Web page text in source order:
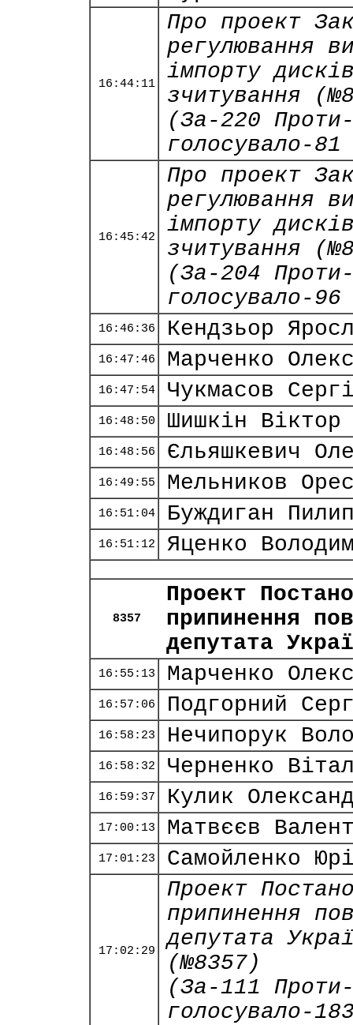
16:44:11
Про проект
регулювання
імпорту
зчитування
(За-220
голосувало-
16:45:42
Про проект
регулювання
імпорту
зчитування
(За-204
голосувало-
16:46:36 Кендзьор
16:47:46 Марченко
16:47:54 Чукмасов
16:48:50 Шишкін Віктор
16:48:56 Єльяшкевич
16:49:55 Мельников
16:51:04 Буждиган
16:51:12 Яценко
8357
Проект
припинення
депутата
16:55:13 Марченко
16:57:06 Подгорний
16:58:23 Нечипорук
16:58:32 Черненко
16:59:37 Кулик
17:00:13 Матвєєв
17:01:23 Самойленко
17:02:29
Проект
припинення
депутата
(№8357)
(За-111
голосувало-